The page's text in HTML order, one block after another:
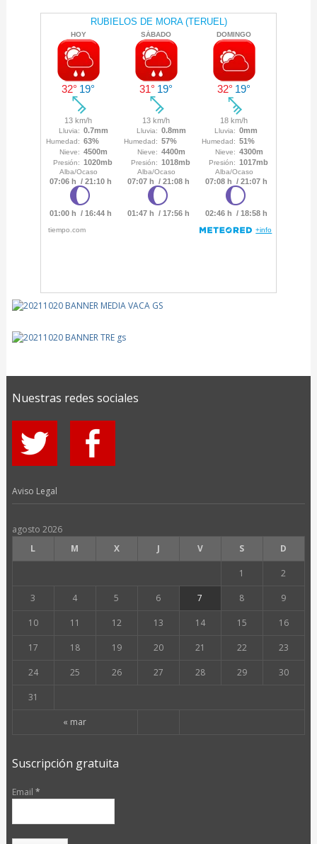
Nuestras redes sociales
Aviso Legal
agosto 2026
L
M X J V S D
« mar
1 2
3 4 5 6 7 8 9
10 11 12 13 14 15 16
17 18 19 20 21 22 23
24 25 26 27 28 29 30
31
Suscripción gratuita
Email *